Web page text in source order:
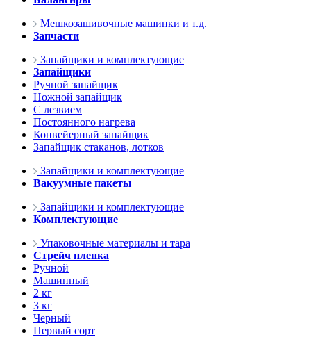
Мешкозашивочные машинки и т.д.
Запчасти
Запайщики и комплектующие
Запайщики
Ручной запайщик
Ножной запайщик
С лезвием
Постоянного нагрева
Конвейерный запайщик
Запайщик стаканов, лотков
Запайщики и комплектующие
Вакуумные пакеты
Запайщики и комплектующие
Комплектующие
Упаковочные материалы и тара
Стрейч пленка
Ручной
Машинный
2 кг
3 кг
Черный
Первый сорт